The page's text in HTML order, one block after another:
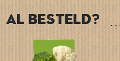
Al besteld?